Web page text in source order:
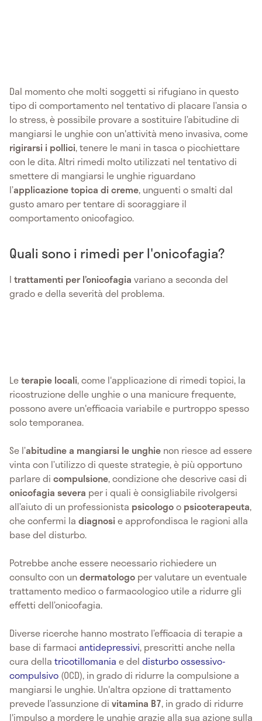
Dal momento che molti soggetti si rifugiano in questo
tipo di comportamento nel tentativo di placare l’ansia o
lo stress, è possibile provare a sostituire l’abitudine di
mangiarsi le unghie con un'attività meno invasiva, come
rigirarsi i pollici, tenere le mani in tasca o picchiettare
con le dita. Altri rimedi molto utilizzati nel tentativo di
smettere di mangiarsi le unghie riguardano
l’applicazione topica di creme, unguenti o smalti dal
gusto amaro per tentare di scoraggiare il
comportamento onicofagico.
Quali sono i rimedi per l'onicofagia?
I trattamenti per l’onicofagia variano a seconda del
grado e della severità del problema.
Leterapie locali, come l'applicazione di rimedi topici, la
ricostruzione delle unghie o una manicure frequente,
possono avere un'efficacia variabile e purtroppo spesso
solo temporanea.
Se l’abitudine a mangiarsi le unghie non riesce ad essere
vinta con l’utilizzo di queste strategie, è più opportuno
parlare di compulsione, condizione che descrive casi di
onicofagia severa per i quali è consigliabile rivolgersi
all’aiuto di un professionista psicologoo psicoterapeuta,
che confermi la diagnosie approfondisca le ragioni alla
base del disturbo.
Potrebbe anche essere necessario richiedere un
consulto con undermatologo per valutare un eventuale
trattamento medico o farmacologico utile a ridurre gli
effetti dell’onicofagia.
Diverse ricerche hanno mostrato l’efficacia di terapie a
base di farmaci antidepressivi, prescritti anche nella
cura della tricotillomania e del disturbo ossessivo-
compulsivo (OCD), in grado di ridurre la compulsione a
mangiarsi le unghie. Un'altra opzione di trattamento
prevede l’assunzione di vitamina B7, in grado di ridurre
l'impulso a mordere le unghie grazie alla sua azione sulla